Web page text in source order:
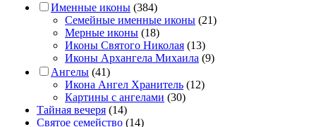
Именные иконы (384)
Семейные именные иконы (21)
Мерные иконы (18)
Иконы Святого Николая (13)
Иконы Архангела Михаила (9)
Ангелы (41)
Икона Ангел Хранитель (12)
Картины с ангелами (30)
Тайная вечеря (14)
Святое семейство (14)